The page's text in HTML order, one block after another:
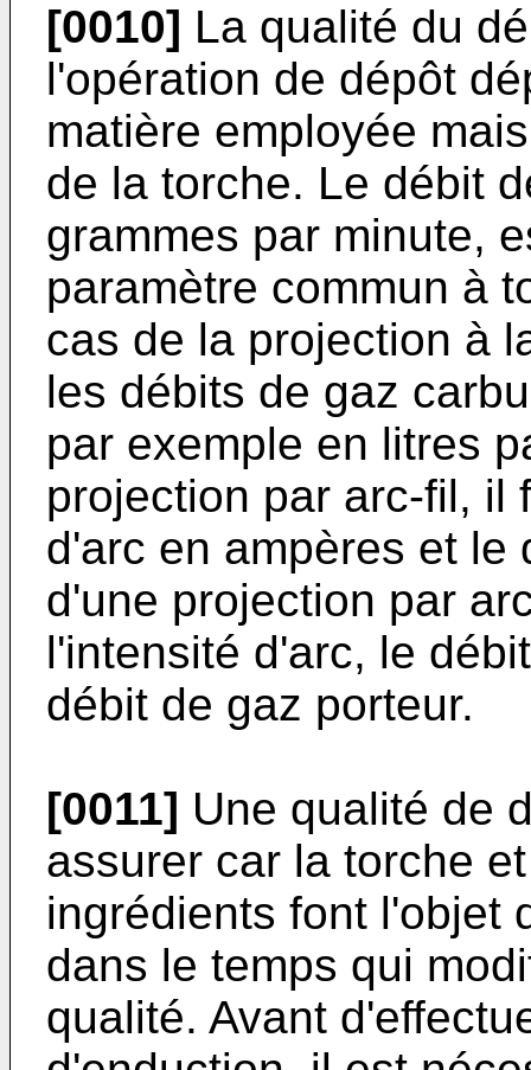
[0010] La qualité du
l'opération de dépôt
matière employée
de la torche. Le débit
grammes par minute,
paramètre commun à
cas de la projection à
les débits de gaz
par exemple en litres
projection par arc-fil, il
d'arc en ampères et le
d'une projection par
l'intensité d'arc, le
débit de gaz porteur.
[0011] Une qualité de
assurer car la torche
ingrédients font l'objet
dans le temps qui
qualité. Avant